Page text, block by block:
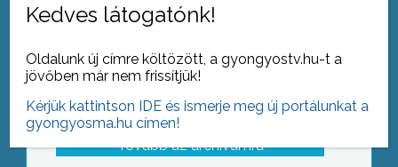
Tovább az archívumra
Kedves látogatónk!
Oldalunk új címre költözött, a gyongyostv.hu-t a
jövőben már nem frissítjük!
Kérjük kattintson IDE és ismerje meg új portálunkat a
gyongyosma.hu címen!